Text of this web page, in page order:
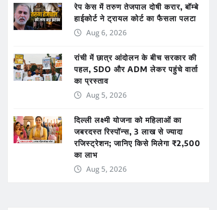
रेप केस में तरुण तेजपाल दोषी करार, बॉम्बे
हाईकोर्ट ने ट्रायल कोर्ट का फैसला पलटा
Aug 6, 2026
रांची में छात्र आंदोलन के बीच सरकार की
पहल, SDO और ADM लेकर पहुंचे वार्ता
का प्रस्ताव
Aug 5, 2026
दिल्ली लक्ष्मी योजना को महिलाओं का
जबरदस्त रिस्पॉन्स, 3 लाख से ज्यादा
रजिस्ट्रेशन; जानिए किसे मिलेगा ₹2,500
का लाभ
Aug 5, 2026